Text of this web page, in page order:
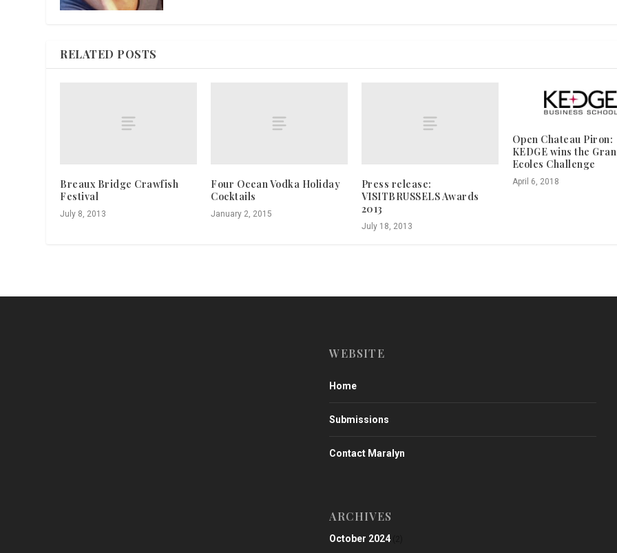
RELATED POSTS
Breaux Bridge Crawfish
Festival
July 8, 2013
Four Ocean Vodka Holiday
Cocktails
January 2, 2015
Press release:
VISITBRUSSELS Awards
2013
July 18, 2013
Open Chateau Piron:
KEDGE wins the
Ecoles Challenge
April 6, 2018
WEBSITE
Home
Submissions
Contact Maralyn
ARCHIVES
October 2024